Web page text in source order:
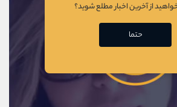
از آخرین اخبار مطلع شوید؟
حتما